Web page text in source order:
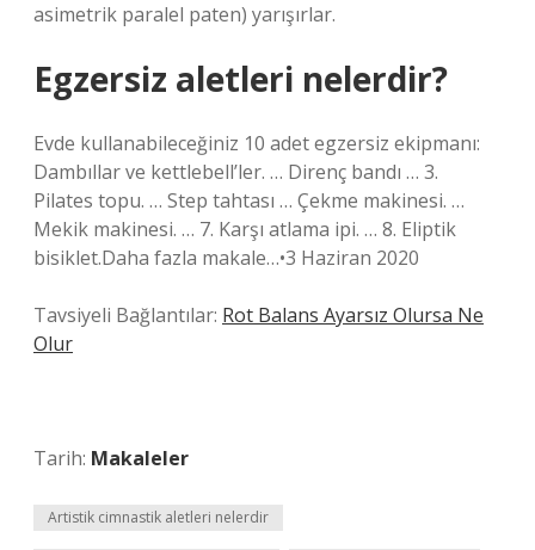
asimetrik paralel paten) yarışırlar.
Egzersiz aletleri nelerdir?
Evde kullanabileceğiniz 10 adet egzersiz ekipmanı:
Dambıllar ve kettlebell’ler. … Direnç bandı … 3.
Pilates topu. … Step tahtası … Çekme makinesi. …
Mekik makinesi. … 7. Karşı atlama ipi. … 8. Eliptik
bisiklet.Daha fazla makale…•3 Haziran 2020
Tavsiyeli Bağlantılar: Rot Balans Ayarsız Olursa Ne
Olur
Tarih: Makaleler
Artistik cimnastik aletleri nelerdir